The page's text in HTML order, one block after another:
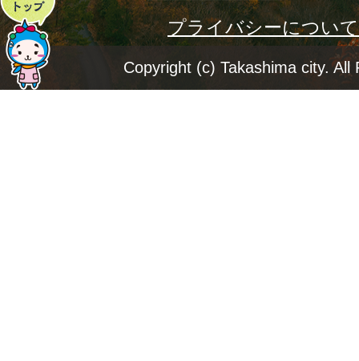
ー
ジ
プライバシーについて
Copyright (c) Takashima city. All